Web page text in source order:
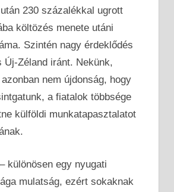
230 százalékkal ugrott
költözés menete utáni
Szintén nagy érdeklődés
Új-Zéland iránt. Nekünk,
nem újdonság, hogy
a fiatalok többsége
külföldi munkatapasztalatot
különösen egy nyugati
mulatság, ezért sokaknak